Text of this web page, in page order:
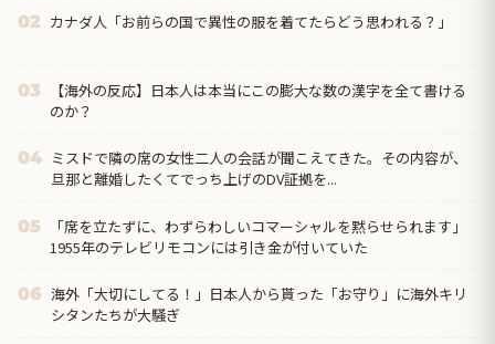
02 カナダ人「お前らの国で異性の服を着てたらどう思われる？」
03
【海外の反応】日本人は本当にこの膨大な数の漢字を全て書ける
のか？
04 ミスドで隣の席の女性二人の会話が聞こえてきた。その内容が、
旦那と離婚したくてでっち上げのDV証拠を...
05
「席を立たずに、わずらわしいコマーシャルを黙らせられます」
1955年のテレビリモコンには引き金が付いていた
06 海外「大切にしてる！」日本人から貰った「お守り」に海外キリ
シタンたちが大騒ぎ